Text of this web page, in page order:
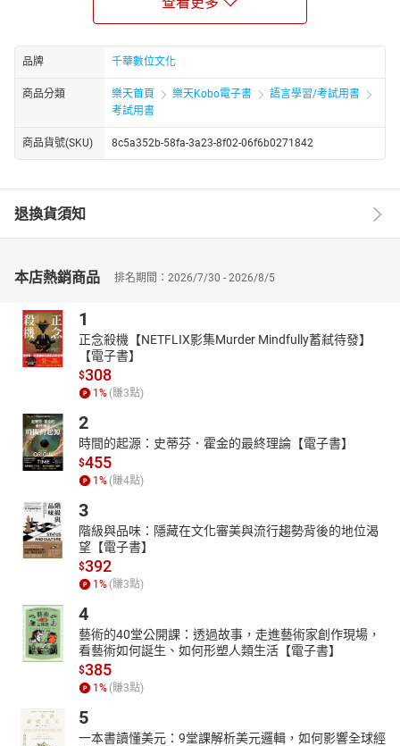
標示方法，一再與您強調重點中的重點，幫助您有效記住考試要
101~107年郵政考試國文科試題，供讀者熟悉考試趨勢、臨考感
覺；藉由名師解析、逐題講解。若讀者依照所附的讀書計畫表按部
就班地學習，假以時日必能在本科旗開得勝，獲取高分！
品牌 千華數位文化
商品分類 樂天首頁 樂天Kobo電子書
語言學習/考試用書
考試用書
商品貨號(SKU) 8c5a352b-58fa-3a23-8f02-06f6b0271842
退換貨須知
本店熱銷商品 排名期間：2026/7/30 - 2026/8/5
1
正念殺機【NETFLIX影集Murder Mindfully蓄弒待發】
【電子書】
$308
1 % (賺3點)
2
時間的起源：史蒂芬．霍金的最終理論【電子書】
$455
1 % (賺4點)
3
階級與品味：隱藏在文化審美與流行趨勢背後的地位渴
望【電子書】
$392
1 % (賺3點)
4
藝術的40堂公開課：透過故事，走進藝術家創作現場，
看藝術如何誕生、如何形塑人類生活【電子書】
$385
1 % (賺3點)
5
一本書讀懂美元：9堂課解析美元邏輯，如何影響全球經